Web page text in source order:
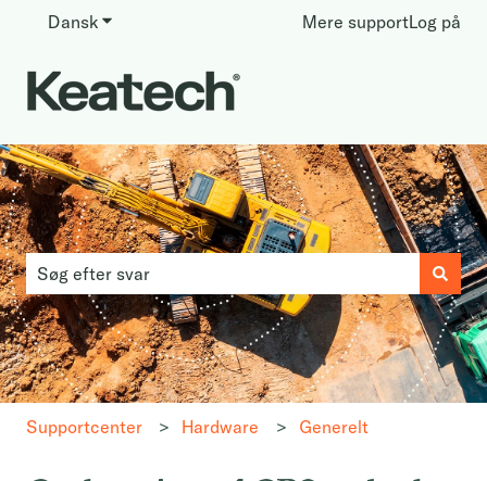
Dansk Vis undermenu for oversættelserMere supportLog på
Dette er et søgefelt med en
Der er ingen forslag, da søgefeltet er tomt.
Supportcenter Hardware Generelt